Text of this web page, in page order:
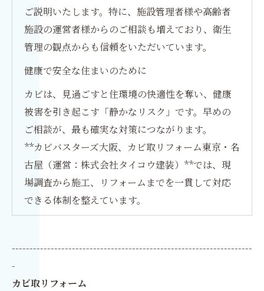
ご説明いたします。特に、施設管理者様や高齢者
施設の運営者様からのご相談も増えており、衛生
管理の観点からも信頼をいただいています。
健康で安全な住まいのために
カビは、見過ごすと住環境の快適性を奪い、健康
被害を引き起こす「静かなリスク」です。早めの
ご相談が、最も確実な対策につながります。
**カビバスターズ大阪、カビ取リフォーム東京・名
古屋（運営：株式会社タイコウ建装）**では、現
場調査から施工、リフォームまでを一貫して対応
できる体制を整えています。
--------------------------------------------------------------------
-
カビ取リフォーム